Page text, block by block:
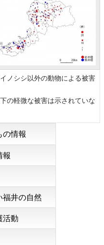
ノシシ以外の動物による被害
の軽微な被害は示されていな
の情報
報
福井の自然
活動